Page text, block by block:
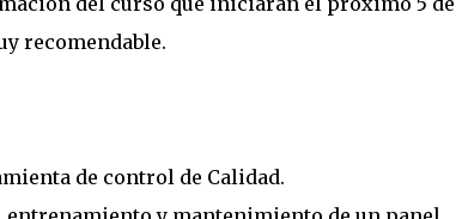
recomendable.
de control de Calidad.